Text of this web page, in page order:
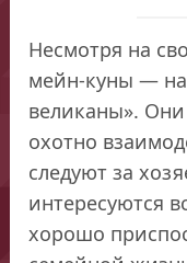
Несмотря на
мейн-куны —
великаны».
охотно
следуют за
интересуются
хорошо